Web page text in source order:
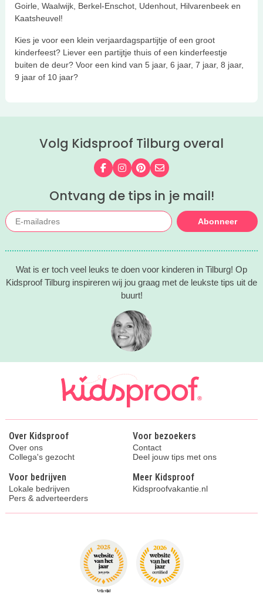
Goirle, Waalwijk, Berkel-Enschot, Udenhout, Hilvarenbeek en
Kaatsheuvel!
Kies je voor een klein verjaardagspartijtje of een groot
kinderfeest? Liever een partijtje thuis of een kinderfeestje
buiten de deur? Voor een kind van 5 jaar, 6 jaar, 7 jaar, 8 jaar,
9 jaar of 10 jaar?
Volg Kidsproof Tilburg overal
Volg ons op Facebook
Volg ons op Instagram
Volg ons op Pinterest
Mail ons
Ontvang de tips in je mail!
Abonneer
Wat is er toch veel leuks te doen voor kinderen in Tilburg! Op
Kidsproof Tilburg inspireren wij jou graag met de leukste tips uit de
buurt!
Over Kidsproof
Over ons
Collega's gezocht
Voor bezoekers
Contact
Deel jouw tips met ons
Voor bedrijven
Lokale bedrijven
Pers & adverteerders
Meer Kidsproof
Kidsproofvakantie.nl